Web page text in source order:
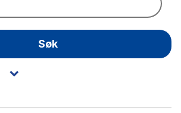
Søk